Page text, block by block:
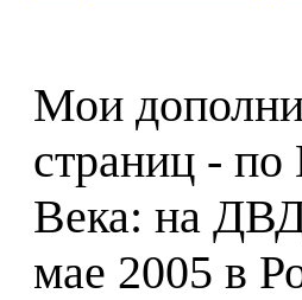
Мои
страниц -
Века: на
мае 2005 в